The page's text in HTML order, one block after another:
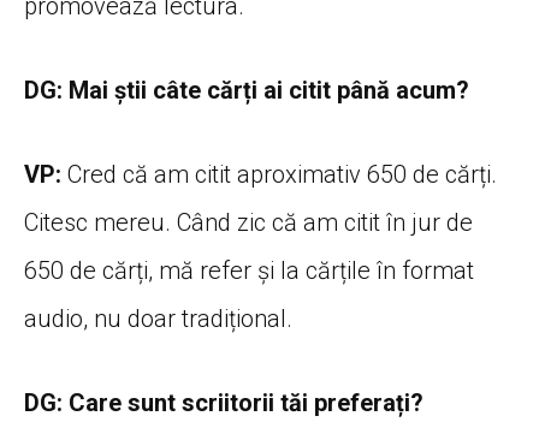
promovează lectura.
DG: Mai știi câte cărți ai citit până acum?
VP: Cred că am citit aproximativ 650 de cărți.
Citesc mereu. Când zic că am citit în jur de
650 de cărți, mă refer și la cărțile în format
audio, nu doar tradițional.
DG: Care sunt scriitorii tăi preferați?